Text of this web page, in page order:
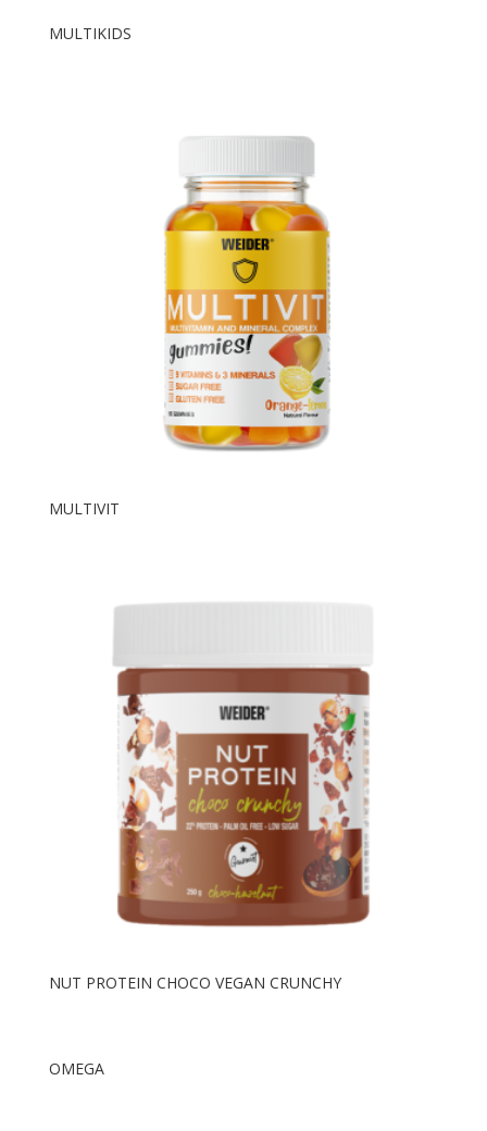
MULTIKIDS
MULTIVIT
NUT PROTEIN CHOCO VEGAN CRUNCHY
OMEGA